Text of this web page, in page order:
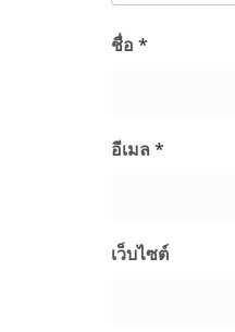
ชื่อ *
อีเมล *
เว็บไซต์